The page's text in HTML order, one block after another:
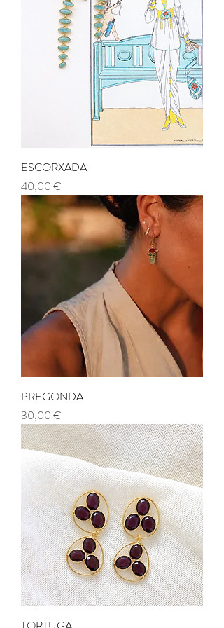
ESCORXADA
Precio
40,00 €
PREGONDA
Precio
30,00 €